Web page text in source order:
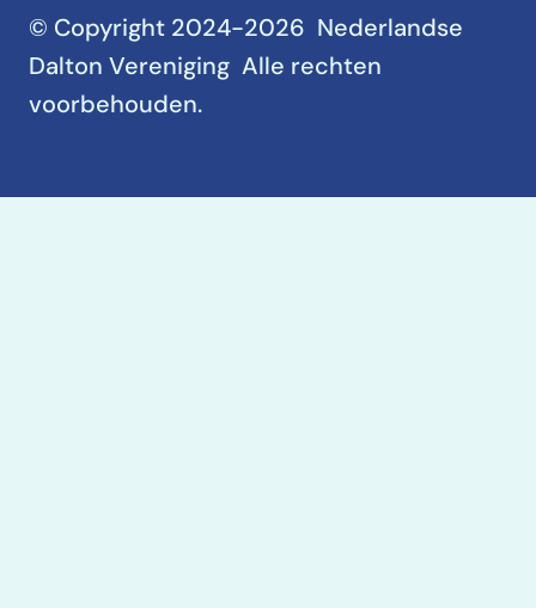
© Copyright 2024-2026 Nederlandse
Dalton Vereniging Alle rechten
voorbehouden.